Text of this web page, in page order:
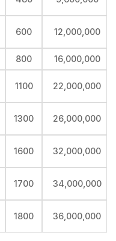
600 12,000,000
800 16,000,000
1100 22,000,000
1300 26,000,000
1600 32,000,000
1700 34,000,000
1800 36,000,000